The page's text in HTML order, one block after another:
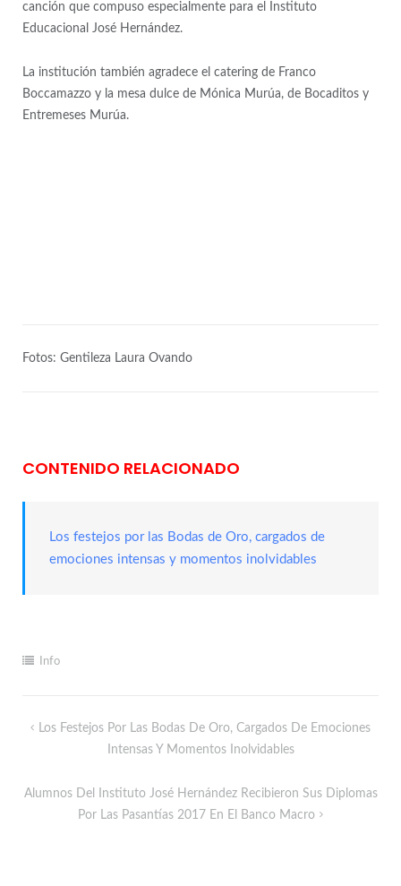
canción que compuso especialmente para el Instituto
Educacional José Hernández.
La institución también agradece el catering de Franco
Boccamazzo y la mesa dulce de Mónica Murúa, de Bocaditos y
Entremeses Murúa.
Fotos: Gentileza Laura Ovando
CONTENIDO RELACIONADO
Los festejos por las Bodas de Oro, cargados de
emociones intensas y momentos inolvidables
Info
Los Festejos Por Las Bodas De Oro, Cargados De Emociones
Intensas Y Momentos Inolvidables
Alumnos Del Instituto José Hernández Recibieron Sus Diplomas
Por Las Pasantías 2017 En El Banco Macro